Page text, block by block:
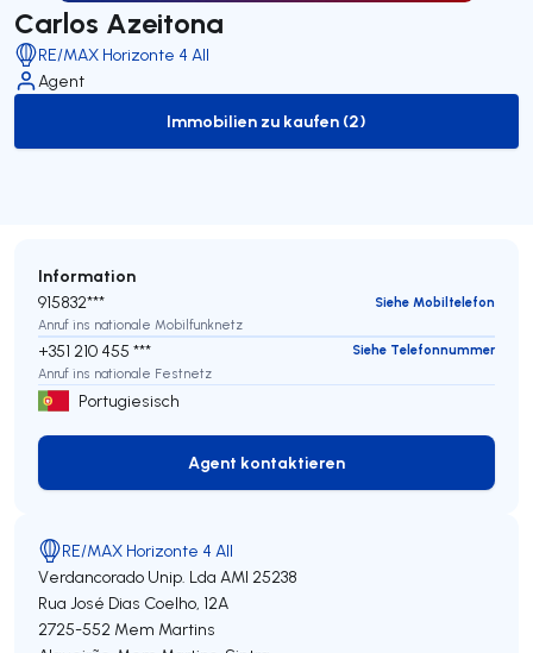
Carlos Azeitona
RE/MAX Horizonte 4 All
Agent
to-buy-listing
Immobilien zu kaufen (2)
Information
915832***
Siehe Mobiltelefon
Anruf ins nationale Mobilfunknetz
+351 210 455 ***
Siehe Telefonnummer
Anruf ins nationale Festnetz
Portugiesisch
Agent kontaktieren
Agent kontaktieren
RE/MAX Horizonte 4 All
Verdancorado Unip. Lda AMI 25238
Rua José Dias Coelho, 12A
2725-552 Mem Martins